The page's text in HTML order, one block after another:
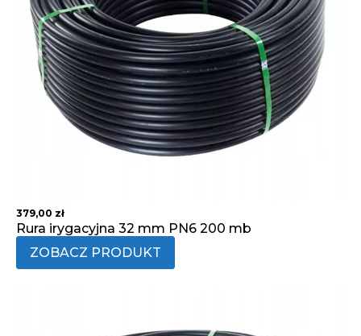
379,00 zł
Rura irygacyjna 32 mm PN6 200 mb
ZOBACZ PRODUKT